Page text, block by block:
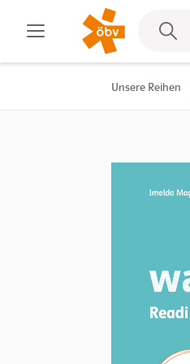
Kontakt
Unsere Reihen